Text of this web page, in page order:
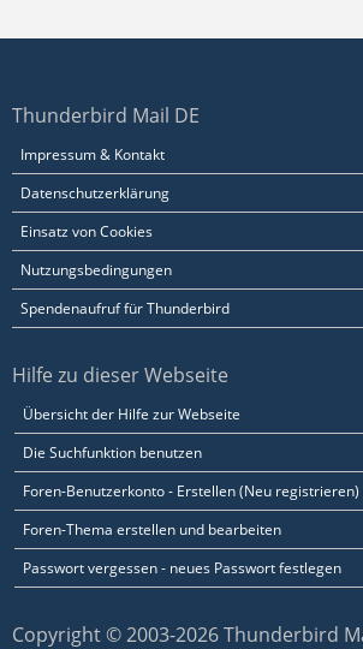
Thunderbird Mail DE
Impressum & Kontakt
Datenschutzerklärung
Einsatz von Cookies
Nutzungsbedingungen
Spendenaufruf für Thunderbird
Hilfe zu dieser Webseite
Übersicht der Hilfe zur Webseite
Die Suchfunktion benutzen
Foren-Benutzerkonto - Erstellen (Neu registrieren)
Foren-Thema erstellen und bearbeiten
Passwort vergessen - neues Passwort festlegen
Copyright © 2003-2026 Thunderbird